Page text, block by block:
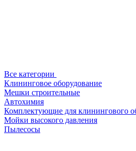
Все категории
Клининговое оборудование
Мешки строительные
Автохимия
Комплектующие для клинингового
Мойки высокого давления
Пылесосы